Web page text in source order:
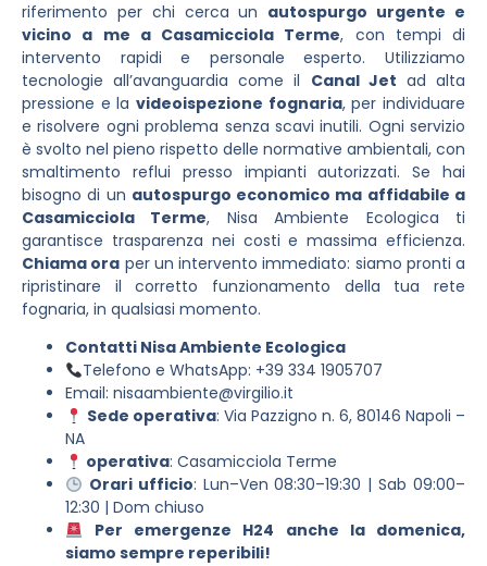
riferimento per chi cerca un autospurgo urgente e
vicino a me a Casamicciola Terme, con tempi di
intervento rapidi e personale esperto. Utilizziamo
tecnologie all’avanguardia come il Canal Jet ad alta
pressione e la videoispezione fognaria, per individuare
e risolvere ogni problema senza scavi inutili. Ogni servizio
è svolto nel pieno rispetto delle normative ambientali, con
smaltimento reflui presso impianti autorizzati. Se hai
bisogno di un autospurgo economico ma affidabile a
Casamicciola Terme, Nisa Ambiente Ecologica ti
garantisce trasparenza nei costi e massima efficienza.
Chiama ora per un intervento immediato: siamo pronti a
ripristinare il corretto funzionamento della tua rete
fognaria, in qualsiasi momento.
Contatti Nisa Ambiente Ecologica
Telefono e WhatsApp: +39 334 1905707
Email: nisaambiente@virgilio.it
Sede operativa: Via Pazzigno n. 6, 80146 Napoli –
NA
operativa: Casamicciola Terme
Orari ufficio: Lun–Ven 08:30–19:30 | Sab 09:00–
12:30 | Dom chiuso
Per emergenze H24 anche la domenica,
siamo sempre reperibili!